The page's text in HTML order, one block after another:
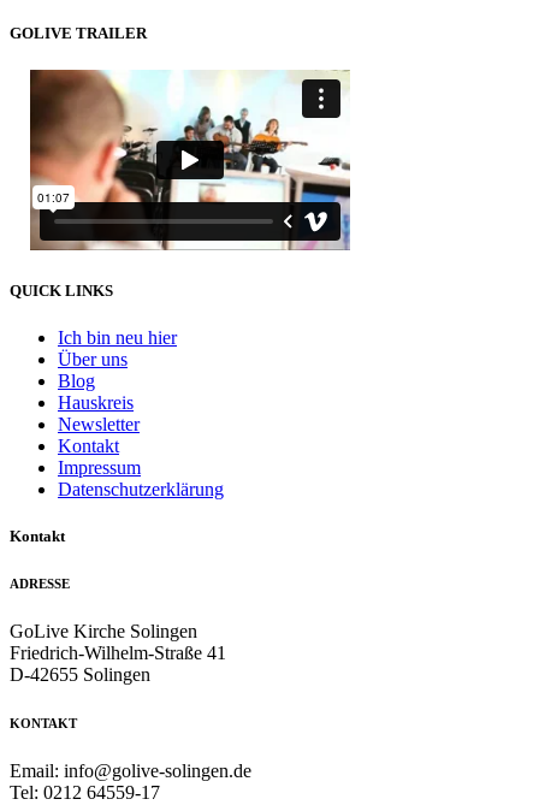
GOLIVE TRAILER
QUICK LINKS
Ich bin neu hier
Über uns
Blog
Hauskreis
Newsletter
Kontakt
Impressum
Datenschutzerklärung
Kontakt
ADRESSE
GoLive Kirche Solingen
Friedrich-Wilhelm-Straße 41
D-42655 Solingen
KONTAKT
Email: info@golive-solingen.de
Tel: 0212 64559-17